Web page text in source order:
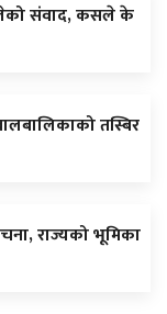
संवाद, कसले के
तस्बिर
राज्यको भूमिका